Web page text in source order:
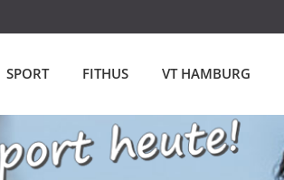
SPORT FITHUS VT HAMBURG